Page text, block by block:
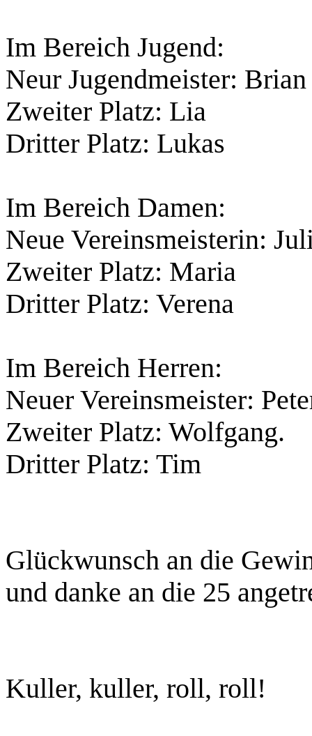
Im Bereich Jugend:
Neur Jugendmeister: Brian
Zweiter Platz: Lia
Dritter Platz: Lukas
Im Bereich Damen:
Neue Vereinsmeisterin:
Zweiter Platz: Maria
Dritter Platz: Verena
Im Bereich Herren:
Neuer Vereinsmeister:
Zweiter Platz: Wolfgang.
Dritter Platz: Tim
Glückwunsch an die
und danke an die 25
Kuller, kuller, roll, roll!